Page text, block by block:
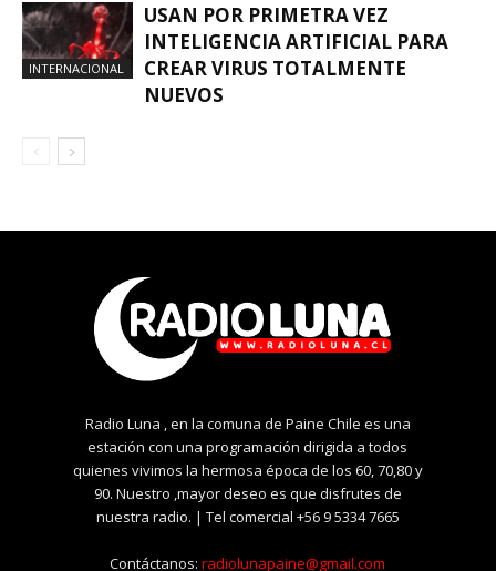
INTERNACIONAL
USAN POR PRIMETRA VEZ
INTELIGENCIA ARTIFICIAL PARA
CREAR VIRUS TOTALMENTE
NUEVOS
Radio Luna , en la comuna de Paine Chile es una
estación con una programación dirigida a todos
quienes vivimos la hermosa época de los 60, 70,80 y
90. Nuestro ,mayor deseo es que disfrutes de
nuestra radio. | Tel comercial +56 9 5334 7665
Contáctanos:radiolunapaine@gmail.com